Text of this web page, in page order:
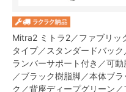
Mitra2 ミトラ2／ファブリッ
タイプ／スタンダードバック
ランバーサポート付き／可動
／ブラック樹脂脚／本体ブラ
ク／背座ディープグリーン／